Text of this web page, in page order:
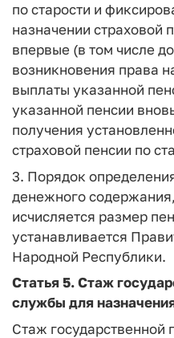
по старости и
назначении страховой
впервые (в том числе
возникновения права
выплаты указанной
указанной пенсии
получения
страховой пенсии по
3. Порядок
денежного
исчисляется размер
устанавливается
Народной Республики.
Статья 5.Стаж
службы для
Стаж